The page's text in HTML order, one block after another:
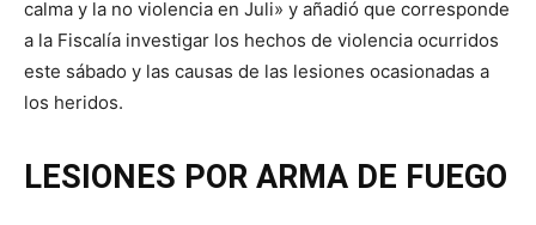
calma y la no violencia en Juli» y añadió que corresponde
a la Fiscalía investigar los hechos de violencia ocurridos
este sábado y las causas de las lesiones ocasionadas a
los heridos.
LESIONES POR ARMA DE FUEGO